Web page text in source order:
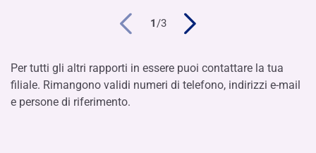
1/3
Per tutti gli altri rapporti in essere puoi contattare la tua
filiale. Rimangono validi numeri di telefono, indirizzi e-mail
e persone di riferimento.